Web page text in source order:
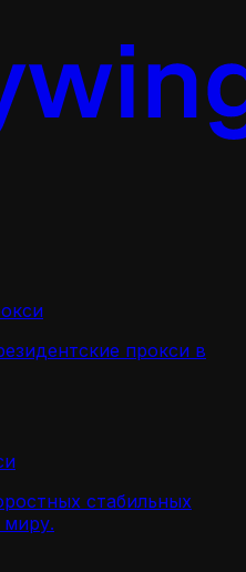
прокси в
стабильных
миру.